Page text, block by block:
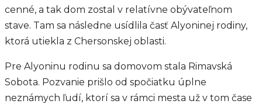
cenné, a tak dom zostal v relatívne obývateľnom
stave. Tam sa následne usídlila časť Alyoninej rodiny,
ktorá utiekla z Chersonskej oblasti.
Pre Alyoninu rodinu sa domovom stala Rimavská
Sobota. Pozvanie prišlo od spočiatku úplne
neznámych ľudí, ktorí sa v rámci mesta už v tom čase